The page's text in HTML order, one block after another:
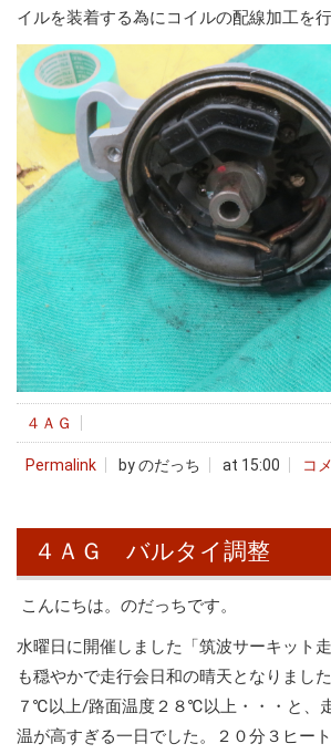
イルを装着する為にコイルの配線加工を行
４ＡＧ
Permalink by のだっち at 15:00 コ
４ＡＧ バルタイ調整
こんにちは。のだっちです。
水曜日に開催しました「筑波サーキット
も穏やかで走行会日和の晴天となりまし
７℃以上/路面温度２８℃以上・・・と、
温が高すぎる一日でした。２０分３ヒー